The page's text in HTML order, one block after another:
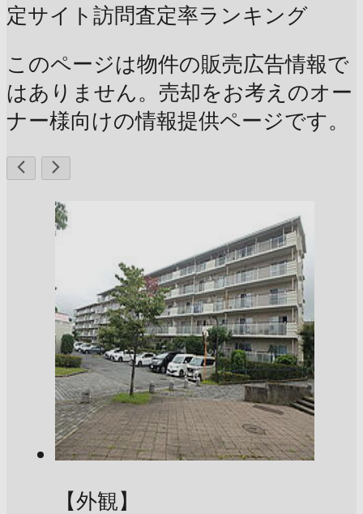
定サイト訪問査定率ランキング
このページは物件の販売広告情報で
はありません。売却をお考えのオー
ナー様向けの情報提供ページです。
【外観】